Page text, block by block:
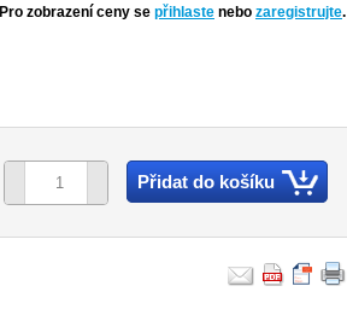
Pro zobrazení ceny se přihlaste nebo zaregistrujte.
Přidat do košíku